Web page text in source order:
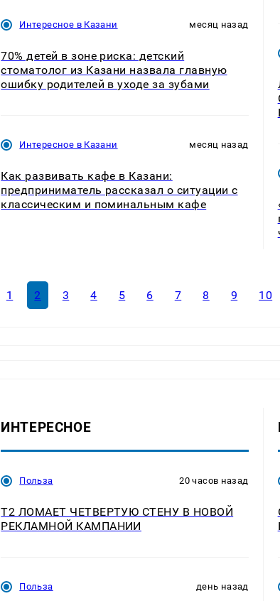
Интересное в Казани месяц назад
70% детей в зоне риска: детский
стоматолог из Казани назвала главную
ошибку родителей в уходе за зубами
Интересное в Казани месяц назад
Как развивать кафе в Казани:
предприниматель рассказал о ситуации с
классическим и поминальным кафе
1 2 3 4 5 6 7 8 9 10
ИНТЕРЕСНОЕ
Польза 20 часов назад
Т2 ЛОМАЕТ ЧЕТВЕРТУЮ СТЕНУ В НОВОЙ
РЕКЛАМНОЙ КАМПАНИИ
Польза день назад